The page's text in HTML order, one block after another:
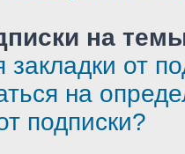
на
от
на
подписки?